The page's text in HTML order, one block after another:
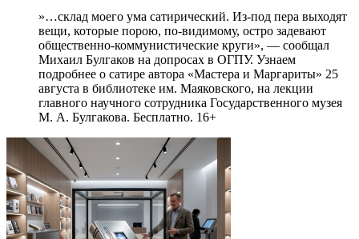
»…склад моего ума сатирический. Из-под пера выходят
вещи, которые порою, по-видимому, остро задевают
общественно-коммунистические круги», — сообщал
Михаил Булгаков на допросах в ОГПУ. Узнаем
подробнее о сатире автора «Мастера и Маргариты» 25
августа в библиотеке им. Маяковского, на лекции
главного научного сотрудника Государственного музея
М. А. Булгакова. Бесплатно. 16+